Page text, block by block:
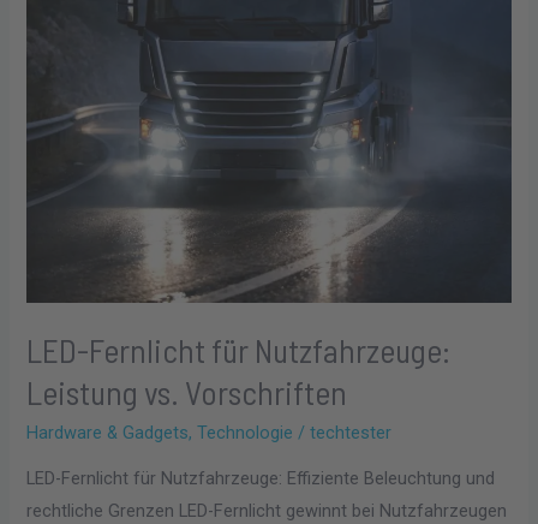
LED-Fernlicht für Nutzfahrzeuge:
Leistung vs. Vorschriften
Hardware & Gadgets,Technologie /techtester
LED-Fernlicht für Nutzfahrzeuge: Effiziente Beleuchtung und
rechtliche Grenzen LED-Fernlicht gewinnt bei Nutzfahrzeugen